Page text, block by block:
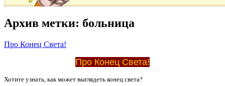
Архив метки: больница
Про Конец Света!
Про Конец Света!
Хотите узнать, как может выглядеть конец света?